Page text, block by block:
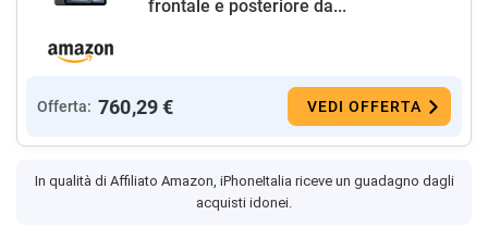
frontale e posteriore da...
Offerta: 760,29 € VEDI OFFERTA
In qualità di Affiliato Amazon, iPhoneItalia riceve un guadagno dagli
acquisti idonei.